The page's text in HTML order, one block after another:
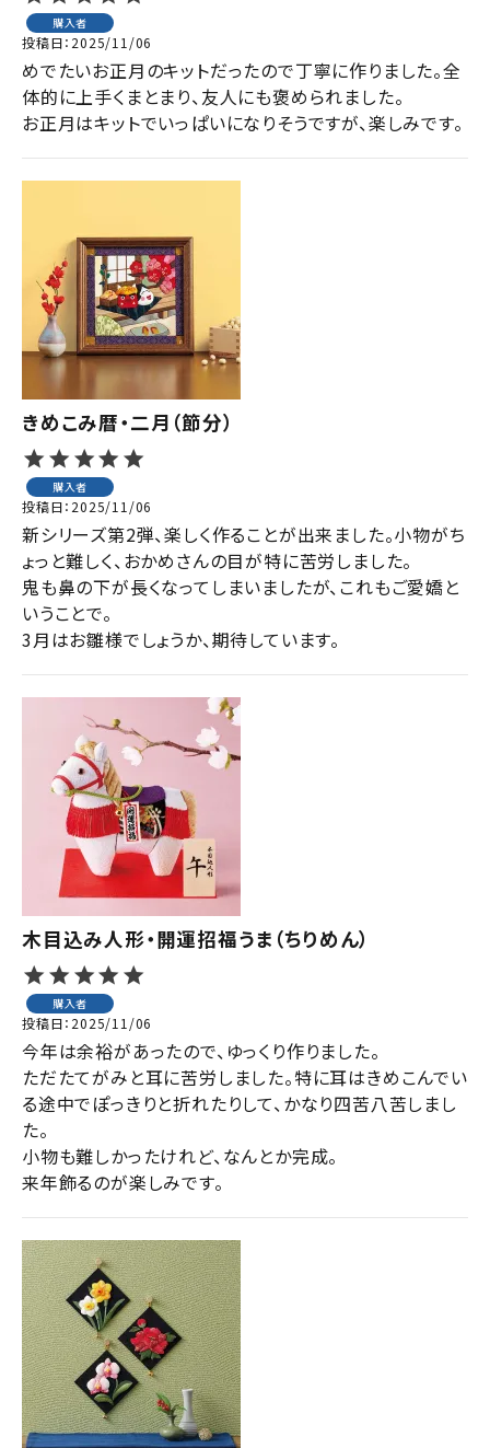
購入者
投稿日 2025/11/06
めでたいお正月のキットだったので丁寧に作りました。全
体的に上手くまとまり、友人にも褒められました。
お正月はキットでいっぱいになりそうですが、楽しみです。
きめこみ暦・二月（節分）
購入者
投稿日 2025/11/06
新シリーズ第2弾、楽しく作ることが出来ました。小物がち
ょっと難しく、おかめさんの目が特に苦労しました。
鬼も鼻の下が長くなってしまいましたが、これもご愛嬌と
いうことで。
3月はお雛様でしょうか、期待しています。
木目込み人形・開運招福うま（ちりめん）
購入者
投稿日 2025/11/06
今年は余裕があったので、ゆっくり作りました。
ただたてがみと耳に苦労しました。特に耳はきめこんでい
る途中でぽっきりと折れたりして、かなり四苦八苦しまし
た。
小物も難しかったけれど、なんとか完成。
来年飾るのが楽しみです。